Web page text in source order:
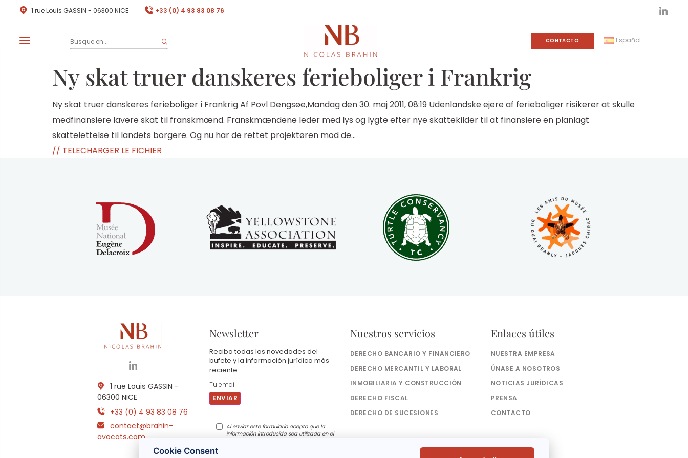
1 rue Louis GASSIN - 06300 NICE +33 (0) 4 93 83 08 76
CONTACTO Español
Ny skat truer danskeres ferieboliger i Frankrig
Ny skat truer danskeres ferieboliger i Frankrig Af Povl Dengsøe,Mandag den 30. maj 2011, 08:19 Udenlandske ejere af ferieboliger risikerer at skulle
medfinansiere lavere skat til franskmænd. Franskmændene leder med lys og lygte efter nye skattekilder til at finansiere en planlagt
skattelettelse til landets borgere. Og nu har de rettet projektøren mod de…
// TELECHARGER LE FICHIER
1 rue Louis GASSIN -
06300 NICE
+33 (0) 4 93 83 08 76
contact@brahin-
avocats.com
Newsletter
Reciba todas las novedades del
bufete y la información jurídica más
reciente
Al enviar este formulario acepto que la
información introducida sea utilizada en el
Nuestros servicios
DERECHO BANCARIO Y FINANCIERO
DERECHO MERCANTIL Y LABORAL
INMOBILIARIA Y CONSTRUCCIÓN
DERECHO FISCAL
DERECHO DE SUCESIONES
Enlaces útiles
NUESTRA EMPRESA
ÚNASE A NOSOTROS
NOTICIAS JURÍDICAS
PRENSA
CONTACTO
Cookie Consent